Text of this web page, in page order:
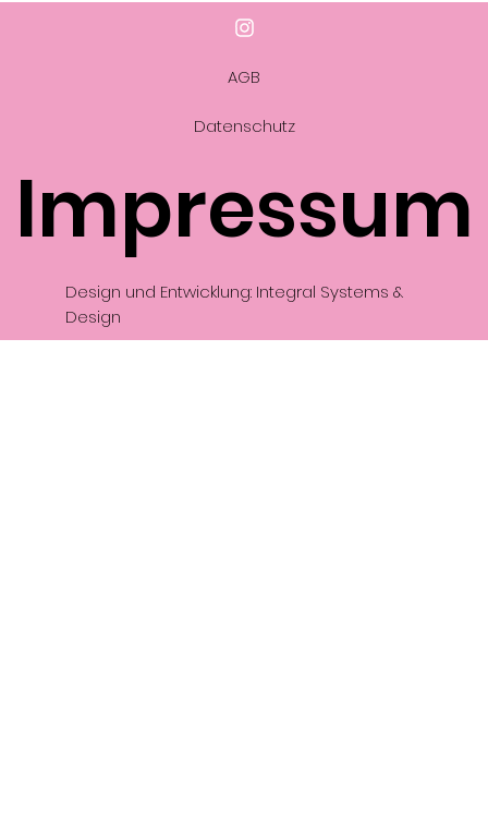
Design und Entwicklung: Integral Systems &
Design
AGB
Datenschutz
Impressum